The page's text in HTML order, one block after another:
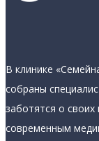
В клинике
собраны
заботятся о
современным